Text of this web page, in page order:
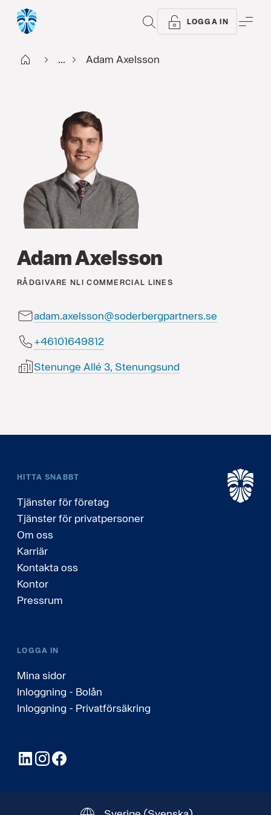
SÖK LOGGA IN
Start ... Adam Axelsson
Adam Axelsson
RÅDGIVARE NLI COMMERCIAL LINES
adam.axelsson@soderbergpartners.se
21894610164+
Stenunge Allé 3, Stenungsund
HITTA SNABBT
Tjänster för företag
Tjänster för privatpersoner
Om oss
Karriär
Kontakta oss
Kontor
Pressrum
LOGGA IN
Mina sidor
Inloggning - Bolån
Inloggning - Privatförsäkring
LinkedInInstagram